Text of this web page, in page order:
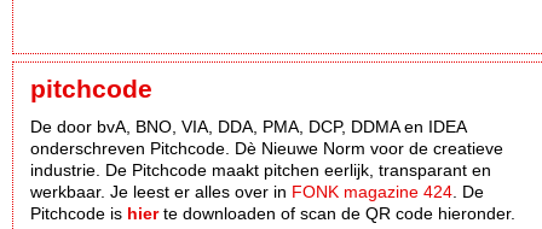
pitchcode
De door bvA, BNO, VIA, DDA, PMA, DCP, DDMA en IDEA
onderschreven Pitchcode. Dè Nieuwe Norm voor de creatieve
industrie. De Pitchcode maakt pitchen eerlijk, transparant en
werkbaar. Je leest er alles over in FONK magazine 424. De
Pitchcode is hierte downloaden of scan de QR code hieronder.